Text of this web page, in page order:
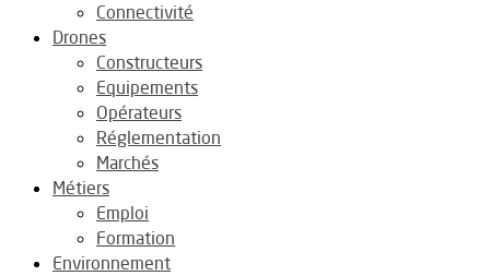
Connectivité
Drones
Constructeurs
Equipements
Opérateurs
Réglementation
Marchés
Métiers
Emploi
Formation
Environnement